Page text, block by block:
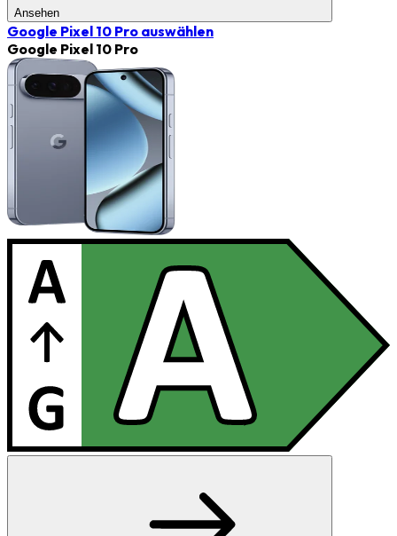
Ansehen
Google Pixel 10 Pro auswählen
Google Pixel 10 Pro